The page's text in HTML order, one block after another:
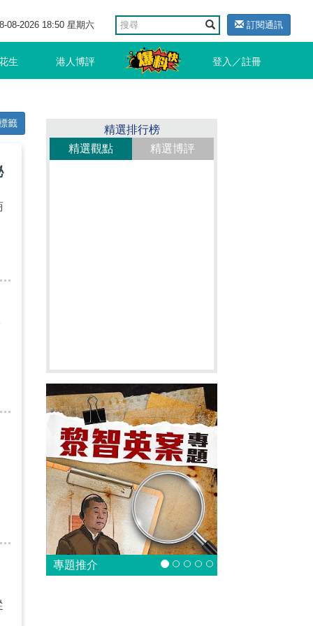
08-2026 18:50 星期六 訂閱通訊
生 港人博評 登入／註冊
籤
精選排行榜
精選觀點
精選博評
專題推介